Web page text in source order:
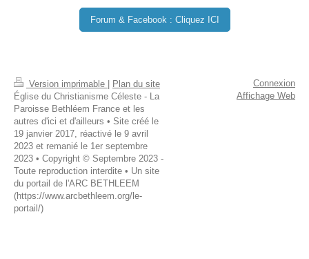
Forum & Facebook : Cliquez ICI
Version imprimable
Plan du site
Église du Christianisme Céleste - La
Paroisse Bethléem France et les
autres d'ici et d'ailleurs • Site créé le
19 janvier 2017, réactivé le 9 avril
2023 et remanié le 1er septembre
2023 • Copyright © Septembre 2023 -
Toute reproduction interdite • Un site
du portail de l'ARC BETHLEEM
(https://www.arcbethleem.org/le-
portail/)
Connexion
Affichage Web